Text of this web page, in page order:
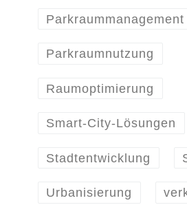
Parkraummanagement
Parkraumnutzung
Raumoptimierung
Smart-City-Lösungen
Stadtentwicklung
Urbanisierung